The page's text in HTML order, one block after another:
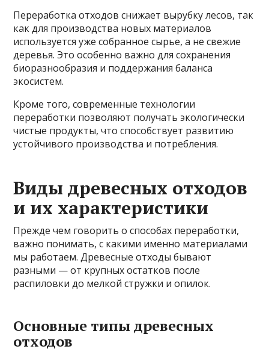
Переработка отходов снижает вырубку лесов, так
как для производства новых материалов
используется уже собранное сырье, а не свежие
деревья. Это особенно важно для сохранения
биоразнообразия и поддержания баланса
экосистем.
Кроме того, современные технологии
переработки позволяют получать экологически
чистые продукты, что способствует развитию
устойчивого производства и потребления.
Виды древесных отходов
и их характеристики
Прежде чем говорить о способах переработки,
важно понимать, с какими именно материалами
мы работаем. Древесные отходы бывают
разными — от крупных остатков после
распиловки до мелкой стружки и опилок.
Основные типы древесных
отходов